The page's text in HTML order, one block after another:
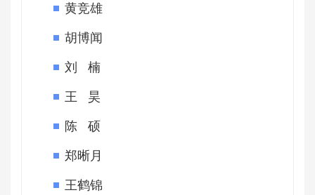
黄竞雄
胡博闻
刘 楠
王 昊
陈 硕
郑晰月
王鹤锦